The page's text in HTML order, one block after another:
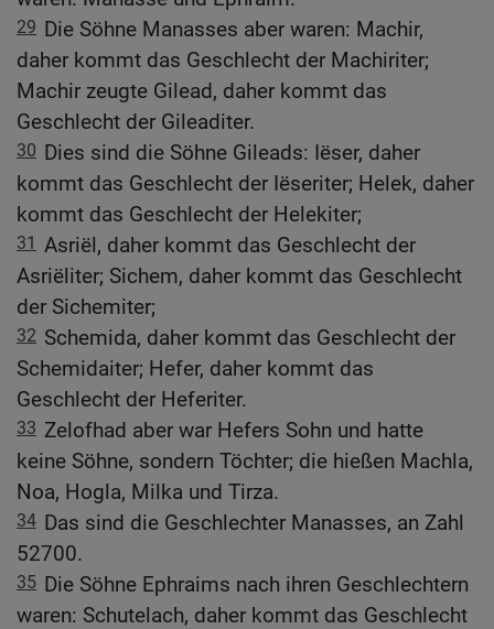
29 Die Söhne Manasses aber waren: Machir,
daher kommt das Geschlecht der Machiriter;
Machir zeugte Gilead, daher kommt das
Geschlecht der Gileaditer.
30 Dies sind die Söhne Gileads: Iëser, daher
kommt das Geschlecht der Iëseriter; Helek, daher
kommt das Geschlecht der Helekiter;
31 Asriël, daher kommt das Geschlecht der
Asriëliter; Sichem, daher kommt das Geschlecht
der Sichemiter;
32 Schemida, daher kommt das Geschlecht der
Schemidaiter; Hefer, daher kommt das
Geschlecht der Heferiter.
33 Zelofhad aber war Hefers Sohn und hatte
keine Söhne, sondern Töchter; die hießen Machla,
Noa, Hogla, Milka und Tirza.
34 Das sind die Geschlechter Manasses, an Zahl
52700.
35 Die Söhne Ephraims nach ihren Geschlechtern
waren: Schutelach, daher kommt das Geschlecht